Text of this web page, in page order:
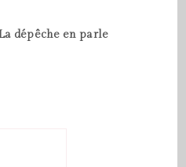
dépêche en parle